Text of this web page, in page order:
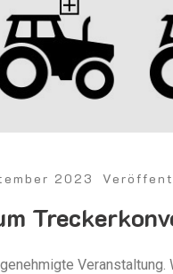
2023
Veranstaltung.